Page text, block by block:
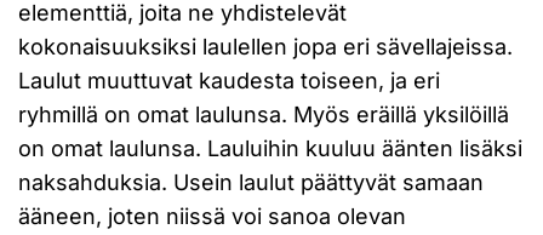
elementtiä, joita ne yhdistelevät
kokonaisuuksiksi laulellen jopa eri sävellajeissa.
Laulut muuttuvat kaudesta toiseen, ja eri
ryhmillä on omat laulunsa. Myös eräillä yksilöillä
on omat laulunsa. Lauluihin kuuluu äänten lisäksi
naksahduksia. Usein laulut päättyvät samaan
ääneen, joten niissä voi sanoa olevan